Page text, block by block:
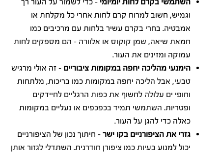
וגמיש, חשוב למרוח קרם לחות אחרי כל מקלחת או
אמבטיה. בחרי בקרם עשיר בלחות עם מרכיבים כמו
חמאת שיאה, שמן קוקוס או אלוורה – הם מספקים לחות
עמוקה ומזינים את העור.
הימנעי מהליכה יחפה במקומות ציבוריים – זה אולי מרגיש
טבעי, אבל הליכה יחפה במקומות כמו בריכות, מלתחות
וחופי ים עלולה לחשוף את כפות הרגליים לחיידקים
ופטריות. השתמשי תמיד בכפכפים או נעליים במקומות
כאלה כדי להגן על העור.
גזרי את הציפורניים בקו ישר – חיתוך נכון של הציפורניים
יכול למנוע בעיות כמו ציפורן חודרנית. השתדלי לגזור אותן